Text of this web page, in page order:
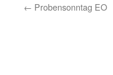
← Probensonntag EO